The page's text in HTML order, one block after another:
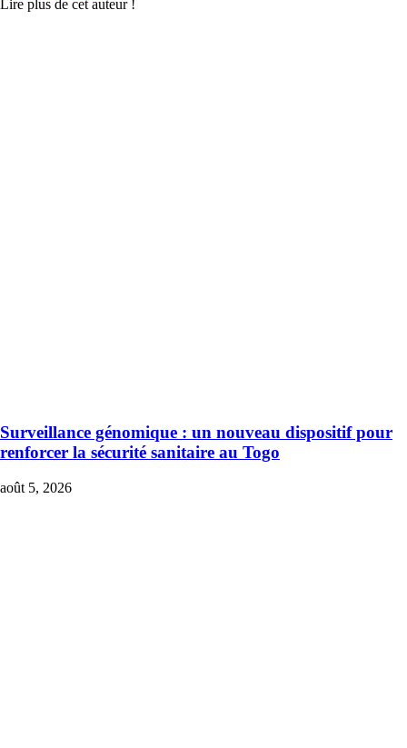
Lire plus de cet auteur !
Surveillance génomique : un nouveau dispositif pour
renforcer la sécurité sanitaire au Togo
août 5, 2026